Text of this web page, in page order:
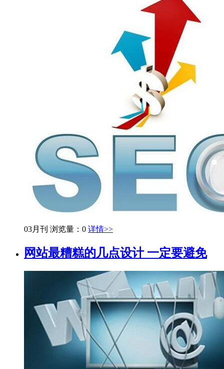
03月刊 浏览量：0 详情>>
网站最糟糕的几点设计 一定要避免